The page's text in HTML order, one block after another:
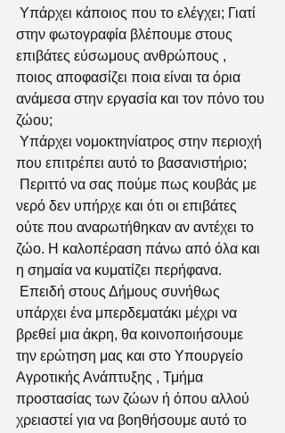
στην φωτογραφία βλέπουμε στους
επιβάτες εύσωμους ανθρώπους ,
ποιος αποφασίζει ποια είναι τα όρια
ανάμεσα στην εργασία και τον πόνο του
ζώου;
που επιτρέπει αυτό το βασανιστήριο;
νερό δεν υπήρχε και ότι οι επιβάτες
ούτε που αναρωτήθηκαν αν αντέχει το
ζώο. Η καλοπέραση πάνω από όλα και
η σημαία να κυματίζει περήφανα.
υπάρχει ένα μπερδεματάκι μέχρι να
βρεθεί μια άκρη, θα κοινοποιήσουμε
την ερώτηση μας και στο Υπουργείο
Αγροτικής Ανάπτυξης , Τμήμα
προστασίας των ζώων ή όπου αλλού
χρειαστεί για να βοηθήσουμε αυτό το